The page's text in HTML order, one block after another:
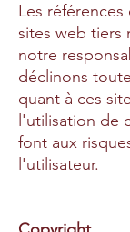
Les références
sites web tiers
notre
déclinons
quant à ces
l'utilisation de
font aux
l'utilisateur.